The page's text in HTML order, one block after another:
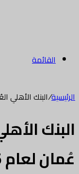
القائمة
الرئيسية/البنك الأهلي
البنك
عُمان لعام 2025